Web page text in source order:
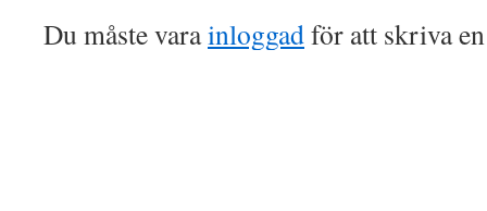
Du måste varainloggadför att skriva